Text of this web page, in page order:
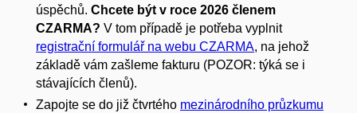
úspěchů. Chcete být v roce 2026 členem
CZARMA? V tom případě je potřeba vyplnit
registrační formulář na webu CZARMA, na jehož
základě vám zašleme fakturu (POZOR: týká se i
stávajících členů).
Zapojte se do již čtvrtého mezinárodního průzkumu